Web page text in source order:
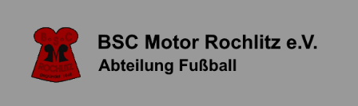
BSC Motor Rochlitz e.V.